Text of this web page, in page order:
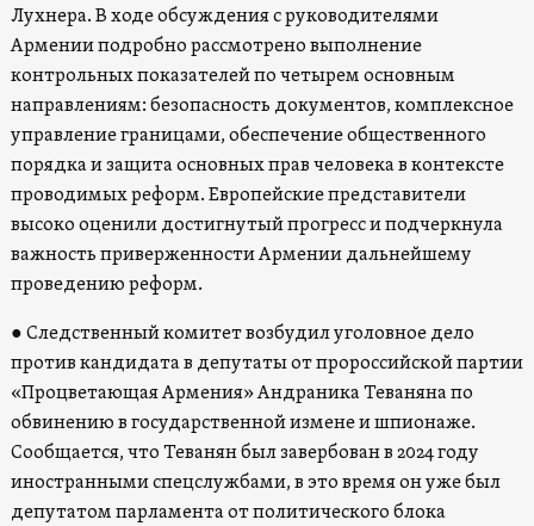
Лухнера. В ходе обсуждения с руководителями
Армении подробно рассмотрено выполнение
контрольных показателей по четырем основным
направлениям: безопасность документов, комплексное
управление границами, обеспечение общественного
порядка и защита основных прав человека в контексте
проводимых реформ. Европейские представители
высоко оценили достигнутый прогресс и подчеркнула
важность приверженности Армении дальнейшему
проведению реформ.
● Следственный комитет возбудил уголовное дело
против кандидата в депутаты от пророссийской партии
«Процветающая Армения» Андраника Теваняна по
обвинению в государственной измене и шпионаже.
Сообщается, что Теванян был завербован в 2024 году
иностранными спецслужбами, в это время он уже был
депутатом парламента от политического блока